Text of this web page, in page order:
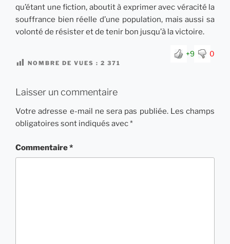
qu’étant une fiction, aboutit à exprimer avec véracité la
souffrance bien réelle d’une population, mais aussi sa
volonté de résister et de tenir bon jusqu’à la victoire.
+9 0
NOMBRE DE VUES : 2 371
Laisser un commentaire
Votre adresse e-mail ne sera pas publiée. Les champs
obligatoires sont indiqués avec*
Commentaire*